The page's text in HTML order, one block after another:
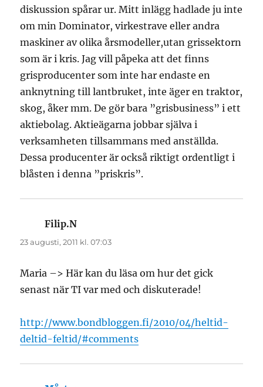
diskussion spårar ur. Mitt inlägg hadlade ju inte
om min Dominator, virkestrave eller andra
maskiner av olika årsmodeller,utan grissektorn
som är i kris. Jag vill påpeka att det finns
grisproducenter som inte har endaste en
anknytning till lantbruket, inte äger en traktor,
skog, åker mm. De gör bara ”grisbusiness” i ett
aktiebolag. Aktieägarna jobbar själva i
verksamheten tillsammans med anställda.
Dessa producenter är också riktigt ordentligt i
blåsten i denna ”priskris”.
Filip.N
23 augusti, 2011 kl. 07:03
Maria –> Här kan du läsa om hur det gick
senast när TI var med och diskuterade!
http://www.bondbloggen.fi/2010/04/heltid-
deltid-feltid/#comments